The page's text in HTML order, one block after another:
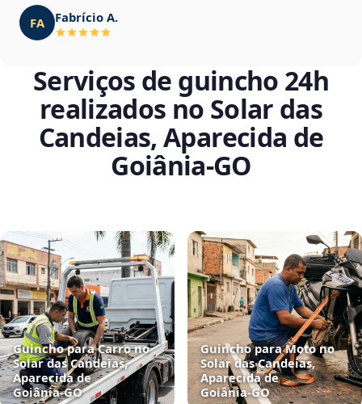
FA Fabrício A.
Serviços de guincho 24h
realizados no Solar das
Candeias, Aparecida de
Goiânia‑GO
Guincho para Carro no
Solar das Candeias,
Aparecida de
Goiânia‑GO
Guincho para Moto no
Solar das Candeias,
Aparecida de
Goiânia‑GO